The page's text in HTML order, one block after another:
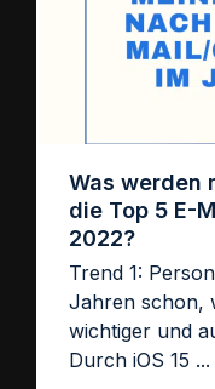
Was werden
die Top 5 E-
2022?
Trend 1:
Jahren schon,
wichtiger und
Durch iOS 15 ...